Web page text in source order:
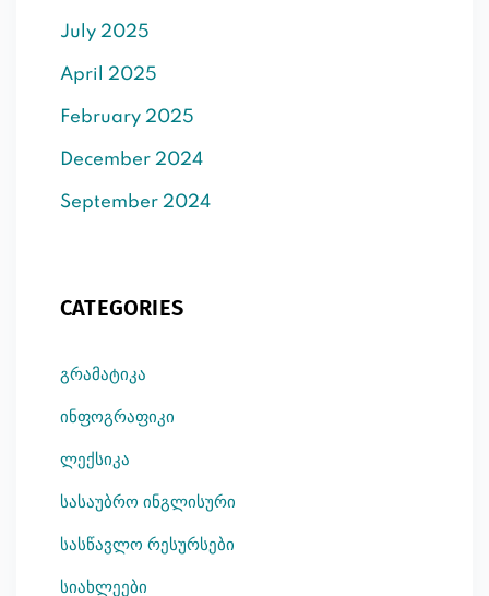
July 2025
April 2025
February 2025
December 2024
September 2024
CATEGORIES
გრამატიკა
ინფოგრაფიკი
ლექსიკა
სასაუბრო ინგლისური
სასწავლო რესურსები
სიახლეები